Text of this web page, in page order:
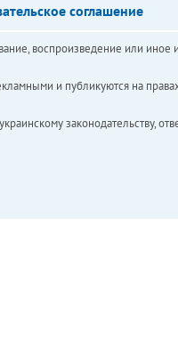
соглашение
воспроизведение или иное
и публикуются на
законодательству,